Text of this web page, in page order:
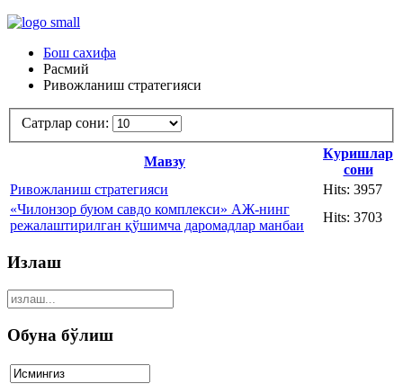
Бош сахифа
Расмий
Ривожланиш стратегияси
Сатрлар сони:
Мавзу
Куришлар
сони
Ривожланиш стратегияси
Hits: 3957
«Чилонзор буюм савдо комплекси» АЖ-нинг
режалаштирилган қўшимча даромадлар манбаи
Hits: 3703
Излаш
Обуна бўлиш